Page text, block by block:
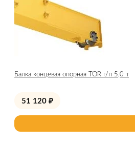
Балка концевая опорная TOR г/п 5,0 т
51 120 ₽